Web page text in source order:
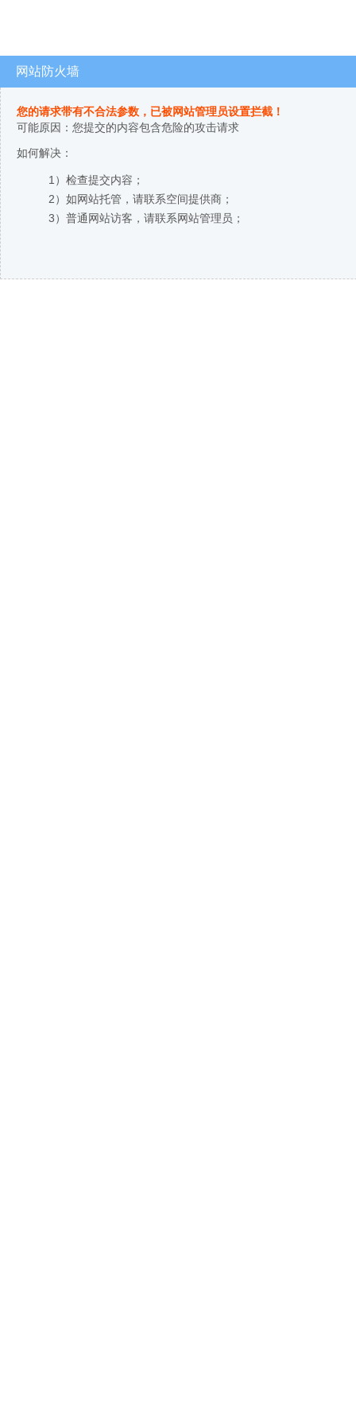
网站防火墙
您的请求带有不合法参数，已被网站管理员设置拦截！
可能原因：您提交的内容包含危险的攻击请求
如何解决：
1）检查提交内容；
2）如网站托管，请联系空间提供商；
3）普通网站访客，请联系网站管理员；